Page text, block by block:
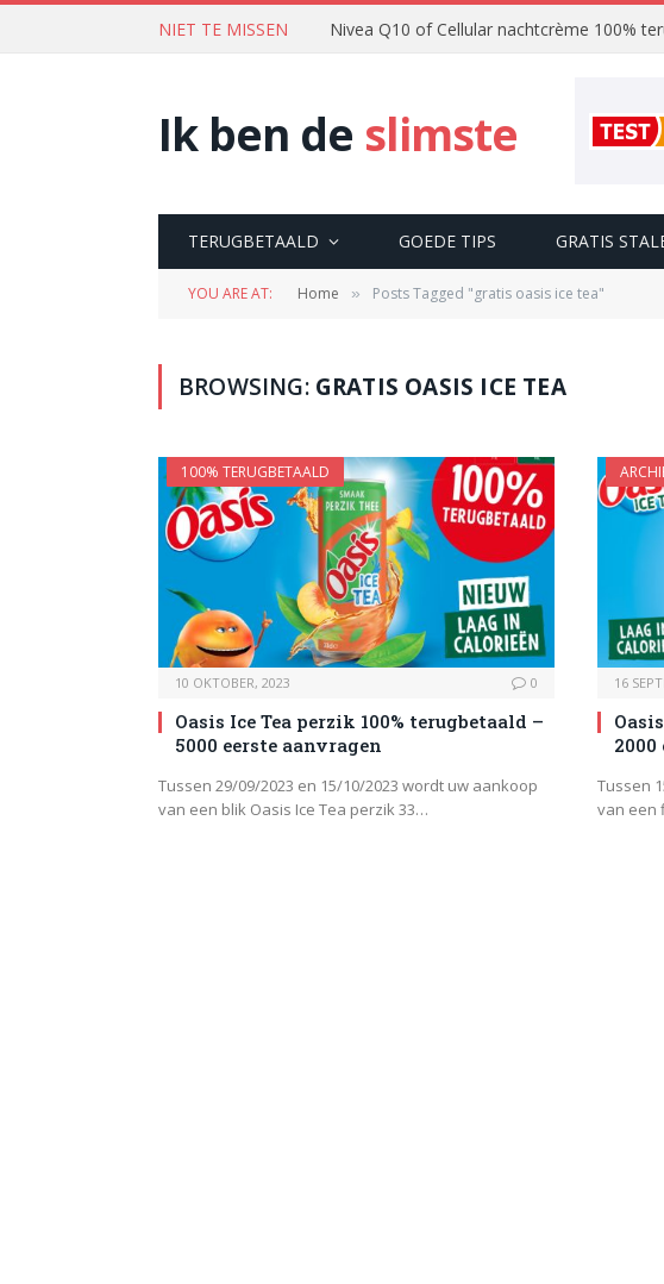
NIET TE MISSEN Nivea Q10 of Cellular nachtcrème 100%
Ik ben de slimste
TERUGBETAALD GOEDE TIPS GRATIS
YOU ARE AT: Home » Posts Tagged "gratis oasis ice tea"
BROWSING: GRATIS OASIS ICE TEA
100% TERUGBETAALD
10 OKTOBER, 2023 0
Oasis Ice Tea perzik 100% terugbetaald –
5000 eerste aanvragen
Tussen 29/09/2023 en 15/10/2023 wordt uw aankoop
van een blik Oasis Ice Tea perzik 33…
16
Tussen
van een